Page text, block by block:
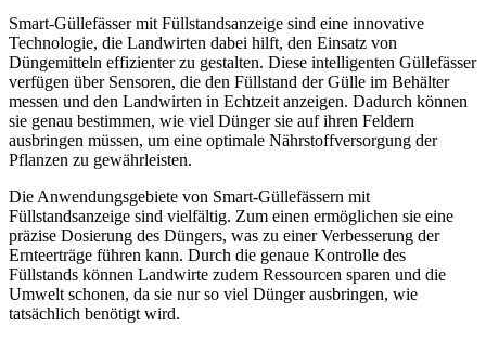
Smart-Güllefässer mit Füllstandsanzeige sind eine innovative
Technologie, die Landwirten dabei hilft, den Einsatz von
Düngemitteln effizienter zu gestalten. Diese intelligenten Güllefässer
verfügen über Sensoren, die den Füllstand der Gülle im Behälter
messen und den Landwirten in Echtzeit anzeigen. Dadurch können
sie genau bestimmen, wie viel Dünger sie auf ihren Feldern
ausbringen müssen, um eine optimale Nährstoffversorgung der
Pflanzen zu gewährleisten.
Die Anwendungsgebiete von Smart-Güllefässern mit
Füllstandsanzeige sind vielfältig. Zum einen ermöglichen sie eine
präzise Dosierung des Düngers, was zu einer Verbesserung der
Ernteerträge führen kann. Durch die genaue Kontrolle des
Füllstands können Landwirte zudem Ressourcen sparen und die
Umwelt schonen, da sie nur so viel Dünger ausbringen, wie
tatsächlich benötigt wird.